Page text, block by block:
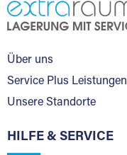
Über uns
Service Plus Leistungen
Unsere Standorte
HILFE & SERVICE